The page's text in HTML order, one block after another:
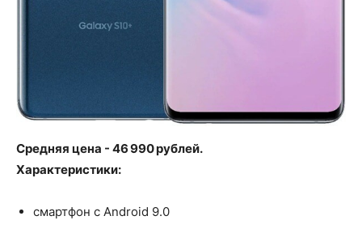
Средняя цена - 46 990 рублей.
Характеристики:
смартфон с Android 9.0